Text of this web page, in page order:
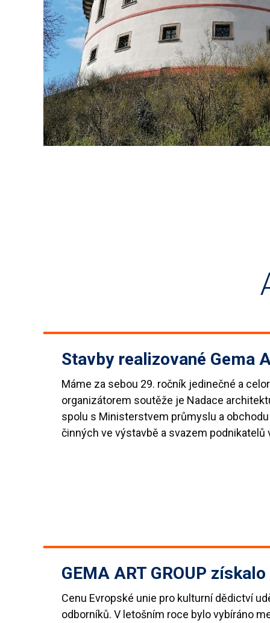
Stavby realizované Gema
Máme za sebou 29. ročník jedinečné a
organizátorem soutěže je Nadace
spolu s Ministerstvem průmyslu a
činných ve výstavbě a svazem
GEMA ART GROUP
Cenu Evropské unie pro kulturní dědictví
odborníků. V letošním roce bylo vybíráno